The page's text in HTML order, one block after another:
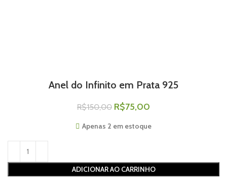
Anel do Infinito em Prata 925
R$150,00 R$75,00
Apenas 2 em estoque
ADICIONAR AO CARRINHO